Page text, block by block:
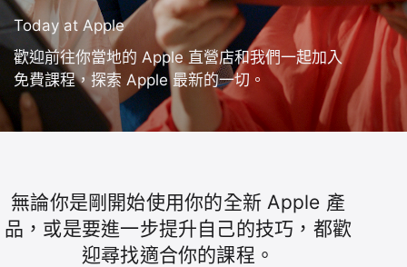
Today at Apple
歡迎前往你當地的 Apple 直營店和我們一起加入
免費課程，探索 Apple 最新的一切。
Today
無論你是剛開始使用你的全新 Apple 產
品，或是要進一步提升自己的技巧，都歡
迎尋找適合你的課程。